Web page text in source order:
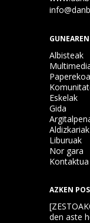
Albisteak
Paperekoa
Eskelak
Gida
Aldizkariak
Liburuak
Nor gara
Kontaktua
AZKEN
den aste